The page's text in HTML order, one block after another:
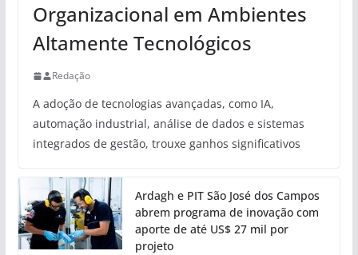
Organizacional em Ambientes
Altamente Tecnológicos
Redação
A adoção de tecnologias avançadas, como IA,
automação industrial, análise de dados e sistemas
integrados de gestão, trouxe ganhos significativos
Ardagh e PIT São José dos Campos
abrem programa de inovação com
aporte de até US$ 27 mil por
projeto